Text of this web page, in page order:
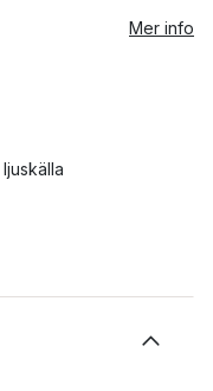
Mer info